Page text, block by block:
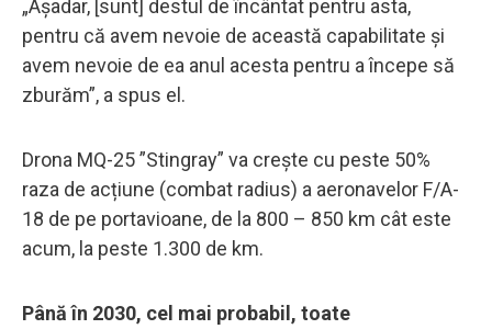
„Așadar, [sunt] destul de încântat pentru asta,
pentru că avem nevoie de această capabilitate și
avem nevoie de ea anul acesta pentru a începe să
zburăm”, a spus el.
Drona MQ-25 ”Stingray” va crește cu peste 50%
raza de acțiune (combat radius) a aeronavelor F/A-
18 de pe portavioane, de la 800 – 850 km cât este
acum, la peste 1.300 de km.
Până în 2030, cel mai probabil, toate